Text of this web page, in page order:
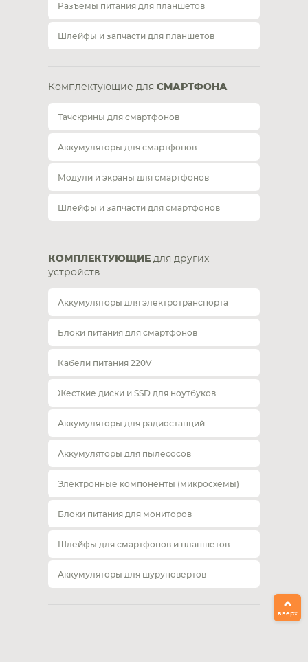
Разъемы питания для планшетов
Шлейфы и запчасти для планшетов
Комплектующие для СМАРТФОНА
Тачскрины для смартфонов
Аккумуляторы для смартфонов
Модули и экраны для смартфонов
Шлейфы и запчасти для смартфонов
КОМПЛЕКТУЮЩИЕ для других
устройств
Аккумуляторы для электротранспорта
Блоки питания для смартфонов
Кабели питания 220V
Жесткие диски и SSD для ноутбуков
Аккумуляторы для радиостанций
Аккумуляторы для пылесосов
Электронные компоненты (микросхемы)
Блоки питания для мониторов
Шлейфы для смартфонов и планшетов
Аккумуляторы для шуруповертов
вверх